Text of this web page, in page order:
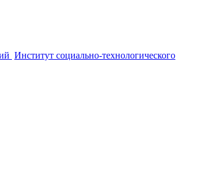
Институт социально-технологического